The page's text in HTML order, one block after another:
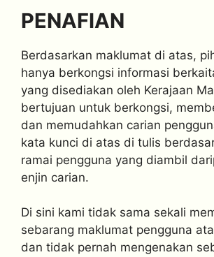
PENAFIAN
Berdasarkan maklumat di atas,
hanya berkongsi informasi
yang disediakan oleh Kerajaan
bertujuan untuk berkongsi,
dan memudahkan carian
kata kunci di atas di tulis
ramai pengguna yang diambil
enjin carian.
Di sini kami tidak sama sekali
sebarang maklumat pengguna
dan tidak pernah mengenakan